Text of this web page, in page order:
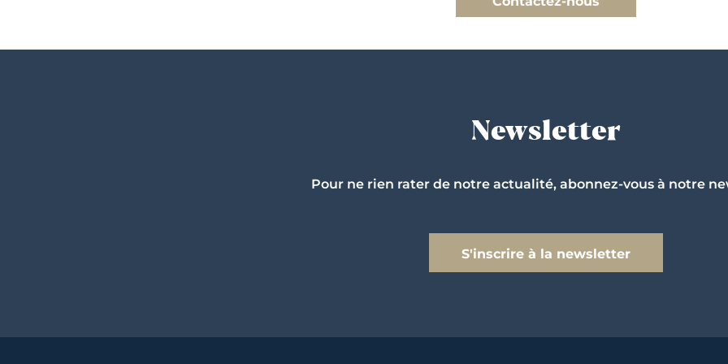
Newsletter
Pour ne rien rater de notre actualité, abonnez-vous à notre
S'inscrire à la newsletter